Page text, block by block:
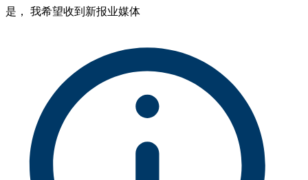
是， 我希望收到新报业媒体